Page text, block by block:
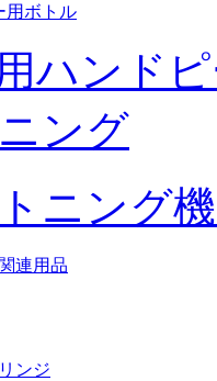
用ボトル
ハンド
ング
ニング
連用品
ンジ